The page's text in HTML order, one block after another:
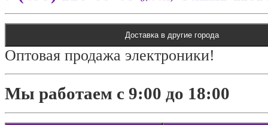
Доставка в другие города
Оптовая продажа электроники!
Мы работаем с 9:00 до 18:00